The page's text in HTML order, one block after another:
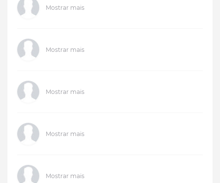
Mostrar mais
Mostrar mais
Mostrar mais
Mostrar mais
Mostrar mais